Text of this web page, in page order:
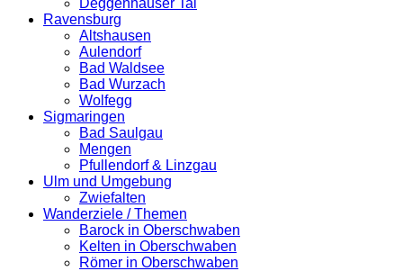
Deggenhauser Tal
Ravensburg
Altshausen
Aulendorf
Bad Waldsee
Bad Wurzach
Wolfegg
Sigmaringen
Bad Saulgau
Mengen
Pfullendorf & Linzgau
Ulm und Umgebung
Zwiefalten
Wanderziele / Themen
Barock in Oberschwaben
Kelten in Oberschwaben
Römer in Oberschwaben